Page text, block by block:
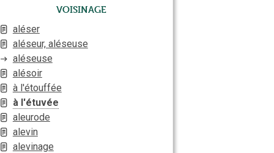
Voisinage
aléser
aléseur, aléseuse
aléseuse
alésoir
à l'étouffée
à l'étuvée
aleurode
alevin
alevinage